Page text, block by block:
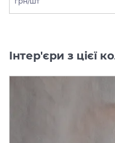
Інтер'єри з цієї